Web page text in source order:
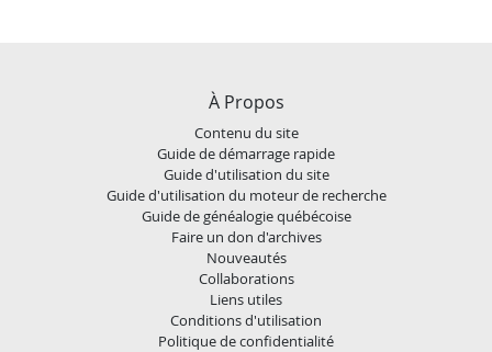
À Propos
Contenu du site
Guide de démarrage rapide
Guide d'utilisation du site
Guide d'utilisation du moteur de recherche
Guide de généalogie québécoise
Faire un don d'archives
Nouveautés
Collaborations
Liens utiles
Conditions d'utilisation
Politique de confidentialité